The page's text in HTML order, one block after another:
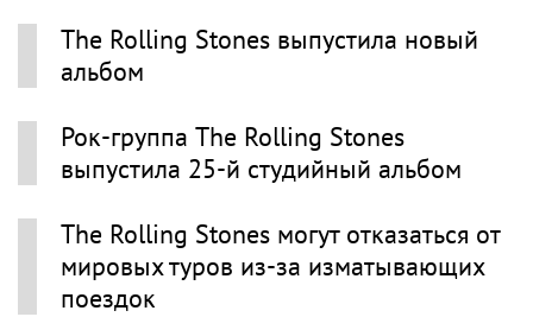
The Rolling Stones выпустила новый
альбом
Рок-группа The Rolling Stones
выпустила 25-й студийный альбом
The Rolling Stones могут отказаться от
мировых туров из-за изматывающих
поездок